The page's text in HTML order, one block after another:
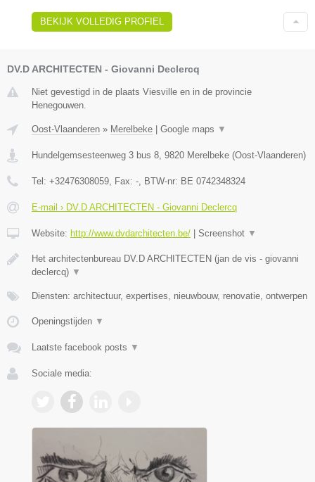
BEKIJK VOLLEDIG PROFIEL
DV.D ARCHITECTEN - Giovanni Declercq
Niet gevestigd in de plaats Viesville en in de provincie
Henegouwen.
Oost-Vlaanderen » Merelbeke Google maps ▼
Hundelgemsesteenweg 3 bus 8 9820 Merelbeke (Oost-Vlaanderen)
Tel: +32476308059 , Fax: - , BTW-nr: BE 0742348324
E-mail › DV.D ARCHITECTEN - Giovanni Declercq
Website: http://www.dvdarchitecten.be/ Screenshot ▼
Het architectenbureau DV.D ARCHITECTEN (jan de vis - giovanni
declercq) ▼
Diensten: architectuur, expertises, nieuwbouw, renovatie, ontwerpen
Openingstijden ▼
Laatste facebook posts ▼
Sociale media: